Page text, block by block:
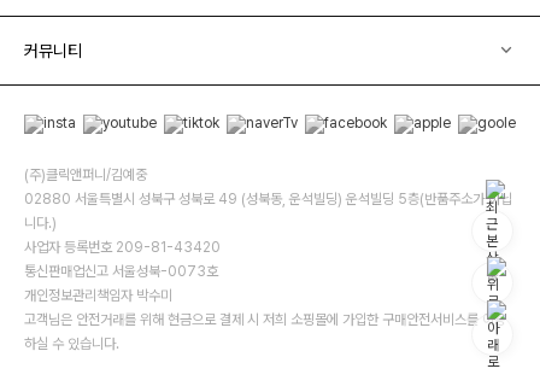
커뮤니티
(주)클릭앤퍼니/김예중
02880 서울특별시 성북구 성북로 49 (성북동, 운석빌딩) 운석빌딩 5층(반품주소가 아닙
니다.)
사업자 등록번호 209-81-43420
통신판매업신고 서울성북-0073호
개인정보관리책임자 박수미
고객님은 안전거래를 위해 현금으로 결제 시 저희 소핑몰에 가입한 구매안전서비스를 이용
하실 수 있습니다.